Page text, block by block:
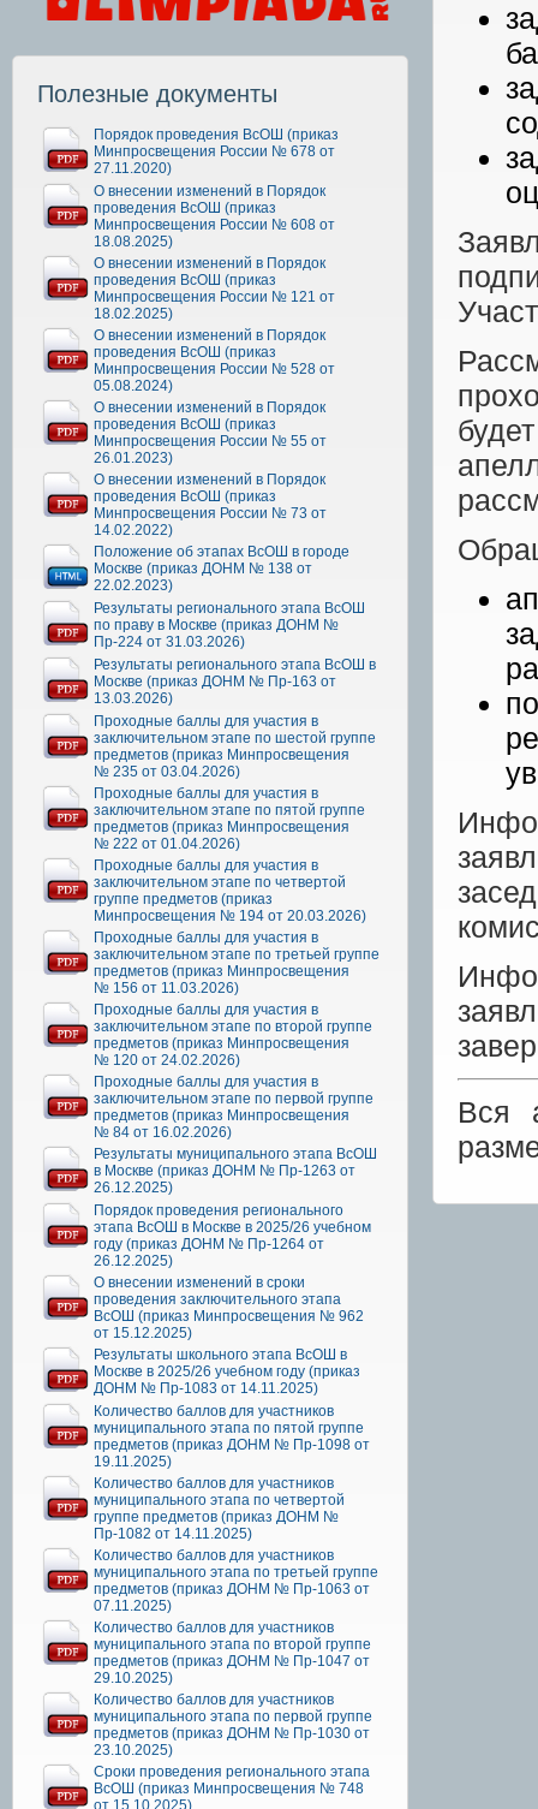
Полезные документы
Порядок проведения ВсОШ (приказ
Минпросвещения России № 678 от
27.11.2020)
О внесении изменений в Порядок
проведения ВсОШ (приказ
Минпросвещения России № 608 от
18.08.2025)
О внесении изменений в Порядок
проведения ВсОШ (приказ
Минпросвещения России № 121 от
18.02.2025)
О внесении изменений в Порядок
проведения ВсОШ (приказ
Минпросвещения России № 528 от
05.08.2024)
О внесении изменений в Порядок
проведения ВсОШ (приказ
Минпросвещения России № 55 от
26.01.2023)
О внесении изменений в Порядок
проведения ВсОШ (приказ
Минпросвещения России № 73 от
14.02.2022)
Положение об этапах ВсОШ в городе
Москве (приказ ДОНМ № 138 от
22.02.2023)
Результаты регионального этапа ВсОШ
по праву в Москве (приказ ДОНМ №
Пр-224 от 31.03.2026)
Результаты регионального этапа ВсОШ в
Москве (приказ ДОНМ № Пр-163 от
13.03.2026)
Проходные баллы для участия в
заключительном этапе по шестой группе
предметов (приказ Минпросвещения
№ 235 от 03.04.2026)
Проходные баллы для участия в
заключительном этапе по пятой группе
предметов (приказ Минпросвещения
№ 222 от 01.04.2026)
Проходные баллы для участия в
заключительном этапе по четвертой
группе предметов (приказ
Минпросвещения № 194 от 20.03.2026)
Проходные баллы для участия в
заключительном этапе по третьей группе
предметов (приказ Минпросвещения
№ 156 от 11.03.2026)
Проходные баллы для участия в
заключительном этапе по второй группе
предметов (приказ Минпросвещения
№ 120 от 24.02.2026)
Проходные баллы для участия в
заключительном этапе по первой группе
предметов (приказ Минпросвещения
№ 84 от 16.02.2026)
Результаты муниципального этапа ВсОШ
в Москве (приказ ДОНМ № Пр-1263 от
26.12.2025)
Порядок проведения регионального
этапа ВсОШ в Москве в 2025/26 учебном
году (приказ ДОНМ № Пр-1264 от
26.12.2025)
О внесении изменений в сроки
проведения заключительного этапа
ВсОШ (приказ Минпросвещения № 962
от 15.12.2025)
Результаты школьного этапа ВсОШ в
Москве в 2025/26 учебном году (приказ
ДОНМ № Пр-1083 от 14.11.2025)
Количество баллов для участников
муниципального этапа по пятой группе
предметов (приказ ДОНМ № Пр-1098 от
19.11.2025)
Количество баллов для участников
муниципального этапа по четвертой
группе предметов (приказ ДОНМ №
Пр-1082 от 14.11.2025)
Количество баллов для участников
муниципального этапа по третьей группе
предметов (приказ ДОНМ № Пр-1063 от
07.11.2025)
Количество баллов для участников
муниципального этапа по второй группе
предметов (приказ ДОНМ № Пр-1047 от
29.10.2025)
Количество баллов для участников
муниципального этапа по первой группе
предметов (приказ ДОНМ № Пр-1030 от
23.10.2025)
Сроки проведения регионального этапа
ВсОШ (приказ Минпросвещения № 748
от 15.10.2025)
Вся